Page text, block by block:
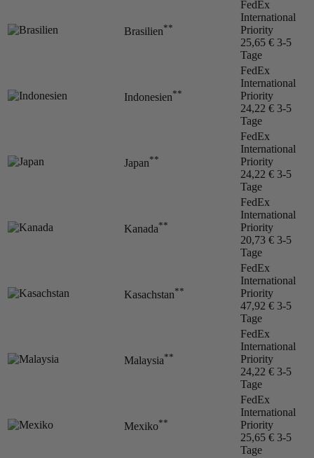
Brasilien**
FedEx
International
Priority
25,65 € 3-5
Tage
Indonesien**
FedEx
International
Priority
24,22 € 3-5
Tage
Japan**
FedEx
International
Priority
24,22 € 3-5
Tage
Kanada**
FedEx
International
Priority
20,73 € 3-5
Tage
Kasachstan**
FedEx
International
Priority
47,92 € 3-5
Tage
Malaysia**
FedEx
International
Priority
24,22 € 3-5
Tage
Mexiko**
FedEx
International
Priority
25,65 € 3-5
Tage